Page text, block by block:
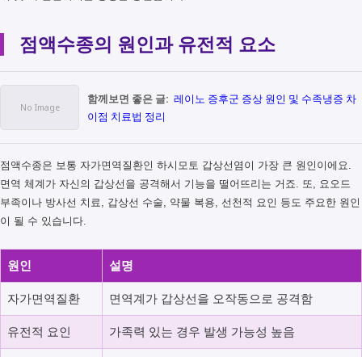
점액수종의 원인과 유전적 요소
함께보면 좋은 글: 레이노 증후군 증상 원인 및 수족냉증 차
이점 치료법 정리
점액수종은 보통 자가면역질환인 하시모토 갑상선염이 가장 큰 원인이에요.
면역 체계가 자신의 갑상선을 공격해서 기능을 떨어뜨리는 거죠. 또, 요오드
부족이나 방사선 치료, 갑상선 수술, 약물 복용, 선천적 요인 등도 주요한 원인
이 될 수 있습니다.
원인 설명
자가면역질환 면역계가 갑상선을 오작동으로 공격함
유전적 요인 가족력 있는 경우 발생 가능성 높음